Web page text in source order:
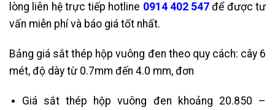
lòng liên hệ trực tiếp hotline 0914 402 547 để được tư
vấn miễn phí và báo giá tốt nhất.
Bảng giá sắt thép hộp vuông đen theo quy cách: cây 6
mét, độ dày từ 0.7mm đến 4.0 mm, đơn
Giá sắt thép hộp vuông đen khoảng 20.850 –